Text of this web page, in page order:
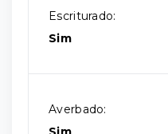
Escriturado:
Sim
Averbado: